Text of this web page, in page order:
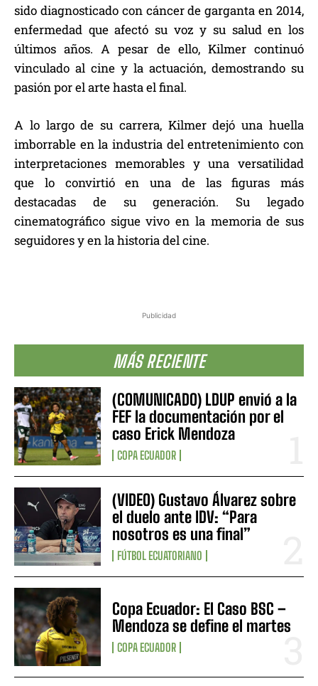
Publicidad
MÁS RECIENTE
(COMUNICADO) LDUP envió a la
FEF la documentación por el
caso Erick Mendoza
COPA ECUADOR
(VIDEO) Gustavo Álvarez sobre
el duelo ante IDV: “Para
nosotros es una final”
FÚTBOL ECUATORIANO
Copa Ecuador: El Caso BSC –
Mendoza se define el martes
COPA ECUADOR
sido diagnosticado con cáncer de garganta en 2014,
enfermedad que afectó su voz y su salud en los
últimos años. A pesar de ello, Kilmer continuó
vinculado al cine y la actuación, demostrando su
pasión por el arte hasta el final.
A lo largo de su carrera, Kilmer dejó una huella
imborrable en la industria del entretenimiento con
interpretaciones memorables y una versatilidad
que lo convirtió en una de las figuras más
destacadas de su generación. Su legado
cinematográfico sigue vivo en la memoria de sus
seguidores y en la historia del cine.